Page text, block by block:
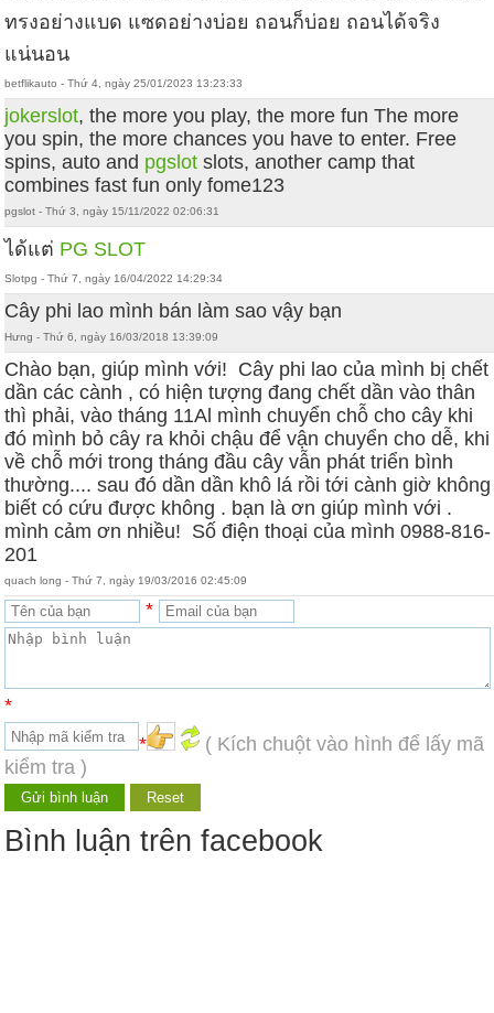
ทรงอย่างแบด แซดอย่างบ่อย ถอนก็บ่อย ถอนได้จริง
แน่นอน
betflikauto - Thứ 4, ngày 25/01/2023 13:23:33
jokerslot, the more you play, the more fun The more
you spin, the more chances you have to enter. Free
spins, auto and pgslot slots, another camp that
combines fast fun only fome123
pgslot - Thứ 3, ngày 15/11/2022 02:06:31
ได้แต่ PG SLOT
Slotpg - Thứ 7, ngày 16/04/2022 14:29:34
Cây phi lao mình bán làm sao vậy bạn
Hưng - Thứ 6, ngày 16/03/2018 13:39:09
‎Chào bạn, giúp mình với! Cây phi lao của mình bị chết
dần các cành , có hiện tượng đang chết dần vào thân
thì phải, vào tháng 11Al mình chuyển chỗ cho cây khi
đó mình bỏ cây ra khỏi chậu để vận chuyển cho dễ, khi
về chỗ mới trong tháng đầu cây vẫn phát triển bình
thường.... sau đó dần dần khô lá rồi tới cành giờ không
biết có cứu được không . bạn là ơn giúp mình với ‎.
mình cảm ơn nhiều! Số điện thoại của mình 0988-816-
201
quach long - Thứ 7, ngày 19/03/2016 02:45:09
*
*
*
( Kích chuột vào hình để lấy mã
kiểm tra )
Bình luận trên facebook